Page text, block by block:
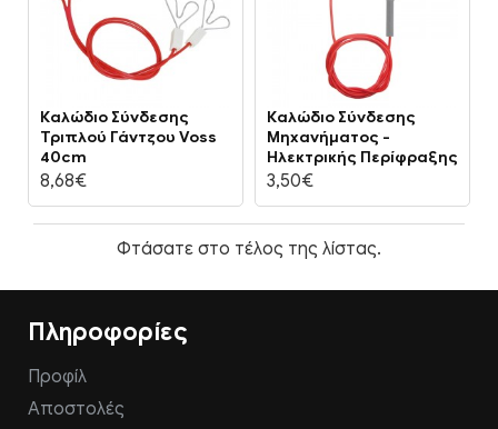
Καλώδιο Σύνδεσης
Τριπλού Γάντζου Voss
40cm
8,68€
Καλώδιο Σύνδεσης
Μηχανήματος -
Ηλεκτρικής Περίφραξης
3,50€
Φτάσατε στο τέλος της λίστας.
Πληροφορίες
Προφίλ
Αποστολές